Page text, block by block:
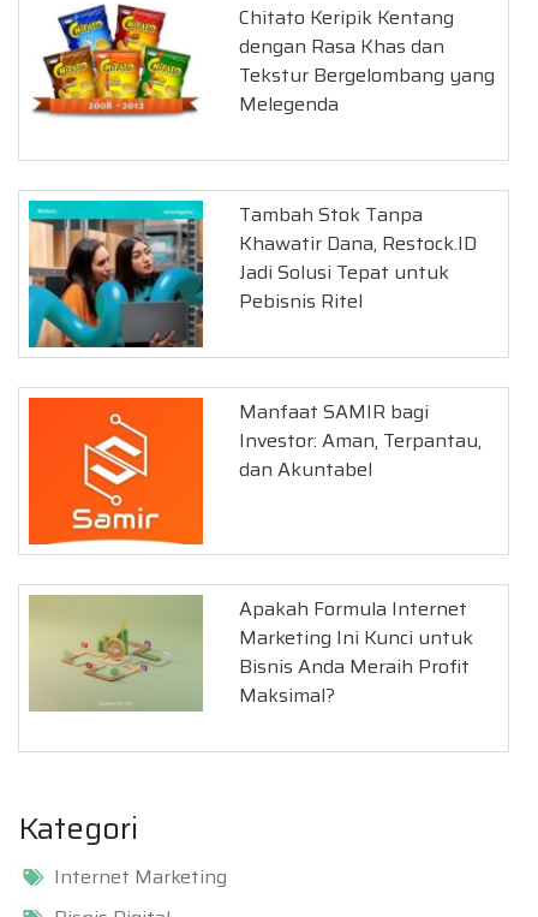
Chitato Keripik Kentang
dengan Rasa Khas dan
Tekstur Bergelombang yang
Melegenda
Tambah Stok Tanpa
Khawatir Dana, Restock.ID
Jadi Solusi Tepat untuk
Pebisnis Ritel
Manfaat SAMIR bagi
Investor: Aman, Terpantau,
dan Akuntabel
Apakah Formula Internet
Marketing Ini Kunci untuk
Bisnis Anda Meraih Profit
Maksimal?
Kategori
Internet Marketing